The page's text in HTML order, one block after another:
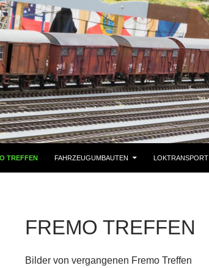
TREFFEN FAHRZEUGUMBAUTEN LOKTRANSPORT
FREMO TREFFEN
Bilder von vergangenen Fremo Treffen